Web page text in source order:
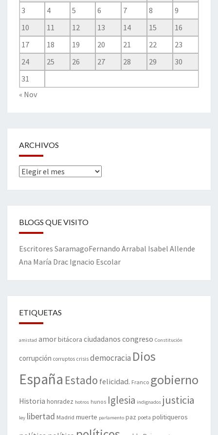
3
4 5 6 7 8
9
10
11 12 13 14 15
16
17
18 19 20 21 22
23
24
25 26 27 28 29
30
31
« Nov
ARCHIVOS
Archivos
BLOGS QUE VISITO
Escritores SaramagoFernando Arrabal Isabel Allende
Ana María Drac Ignacio Escolar
ETIQUETAS
amistad amorbitácora ciudadanos congreso Constitución
corrupción corruptos crisis democracia Dios
España Estado felicidad. Franco gobierno
Historia honradez hotros hunos Iglesia indignados justicia
ley libertad Madrid muerte parlamento paz poeta politiqueros